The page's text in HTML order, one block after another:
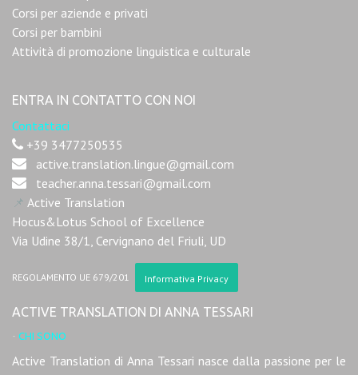
Corsi per aziende e privati
Corsi per bambini
Attività di promozione linguistica e culturale
ENTRA IN CONTATTO CON NOI
Contattaci
+39 3477250535
active.translation.lingue@gmail.com
teacher.anna.tessari@gmail.com
📌 Active Translation
Hocus&Lotus School of Excellence
Via Udine 38/1, Cervignano del Friuli, UD
REGOLAMENTO UE 679/201 Informativa Privacy
ACTIVE TRANSLATION DI ANNA TESSARI
- CHI SONO
Active Translation di Anna Tessari nasce dalla passione per le